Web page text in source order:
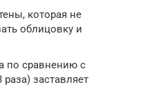
которая не
облицовку и
по сравнению с
заставляет